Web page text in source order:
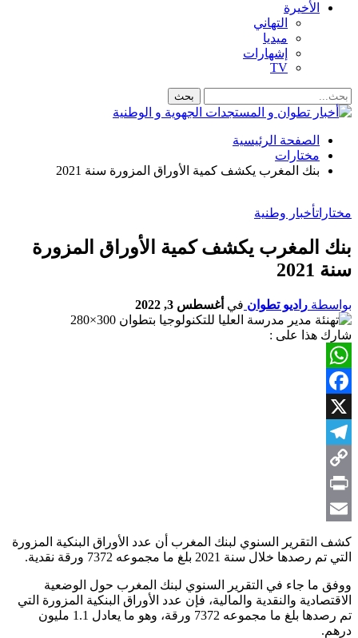
الأخيرة
التهاني
ميديا
إشهارات
TV
الصفحة الرئيسية
مختارات
بنك المغرب يكشف كمية الأوراق المزورة سنة 2021
مختاراتأخبار وطنية
بنك المغرب يكشف كمية الأوراق المزورة
سنة 2021
بواسطة راديو تطوان في أغسطس 3, 2022
شارك هذا على :
WhatsApp
Facebook
X
Telegram
Copy
Link
Print
Email
كشف التقرير السنوي لبنك المغرب أن عدد الأوراق البنكية المزورة
التي تم رصدها خلال سنة 2021 بلغ ما مجموعه 7372 ورقة نقدية.
ووفق ما جاء في التقرير السنوي لبنك المغرب حول الوضعية
الاقتصادية والنقدية والمالية، فإن عدد الأوراق البنكية المزورة التي
تم رصدها بلغ ما مجموعه 7372 ورقة، وهو ما يعادل 1.1 مليون
درهم.